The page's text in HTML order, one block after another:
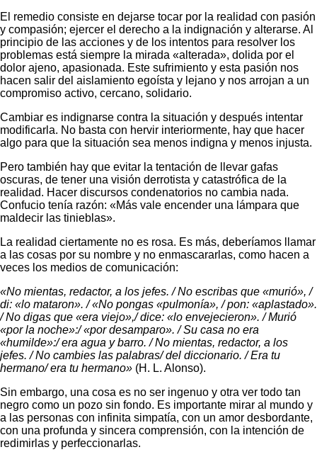
El remedio consiste en dejarse tocar por la realidad con pasión
y compasión; ejercer el derecho a la indignación y alterarse. Al
principio de las acciones y de los intentos para resolver los
problemas está siempre la mirada «alterada», dolida por el
dolor ajeno, apasionada. Este sufrimiento y esta pasión nos
hacen salir del aislamiento egoísta y lejano y nos arrojan a un
compromiso activo, cercano, solidario.
Cambiar es indignarse contra la situación y después intentar
modificarla. No basta con hervir interiormente, hay que hacer
algo para que la situación sea menos indigna y menos injusta.
Pero también hay que evitar la tentación de llevar gafas
oscuras, de tener una visión derrotista y catastrófica de la
realidad. Hacer discursos condenatorios no cambia nada.
Confucio tenía razón: «Más vale encender una lámpara que
maldecir las tinieblas».
La realidad ciertamente no es rosa. Es más, deberíamos llamar
a las cosas por su nombre y no enmascararlas, como hacen a
veces los medios de comunicación:
«No mientas, redactor, a los jefes. / No escribas que «murió», /
di: «lo mataron». / «No pongas «pulmonía», / pon: «aplastado».
/ No digas que «era viejo»,/ dice: «lo envejecieron». / Murió
«por la noche»:/ «por desamparo». / Su casa no era
«humilde»:/ era agua y barro. / No mientas, redactor, a los
jefes. / No cambies las palabras/ del diccionario. / Era tu
hermano/ era tu hermano» (H. L. Alonso).
Sin embargo, una cosa es no ser ingenuo y otra ver todo tan
negro como un pozo sin fondo. Es importante mirar al mundo y
a las personas con infinita simpatía, con un amor desbordante,
con una profunda y sincera comprensión, con la intención de
redimirlas y perfeccionarlas.